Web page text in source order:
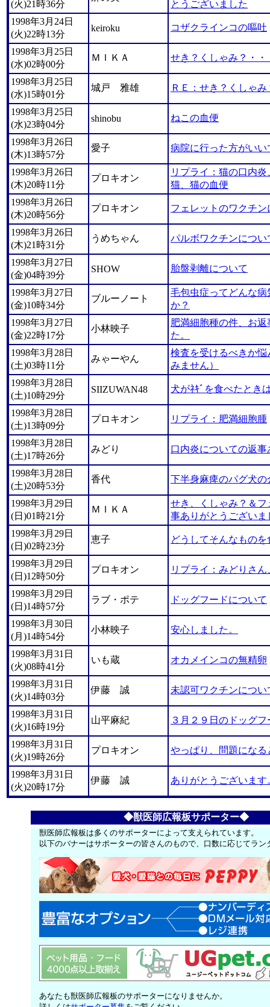
(火)21時36分
とうございました
1998年3月24日
(火)22時13分
keiroku コザクラインコの嘔吐
1998年3月25日
(水)02時00分
ＭＩＫＡ せき？くしゃみ？・・
1998年3月25日
(水)15時01分
城戸 雅雄 ＲＥ：せき？くしゃ
1998年3月25日
(水)23時04分
shinobu ねこの血便
1998年3月26日
(木)13時57分
愛子 病院に行った方がいい
1998年3月26日
(木)20時11分
プロキオン
リプライ：猫の口内
猫、猫の血便
1998年3月26日
(木)20時56分
プロキオン フェレットのワクチ
1998年3月26日
(木)21時31分
うめちゃん パルボワクチンについ
1998年3月27日
(金)04時39分
SHOW 胎盤剥離について
1998年3月27日
(金)10時34分
ブルーノート
毛包虫症ってどんな
か？
1998年3月27日
(金)22時17分
小林映子
肥満細胞種の件、お
た。
1998年3月28日
(土)03時11分
みゃーやん
検査を受けるべきか
みません）
1998年3月28日
(土)10時29分
SIIZUWAN48 犬がﾈｷﾞを食べたとき
1998年3月28日
(土)13時09分
プロキオン リプライ：肥満細胞腫
1998年3月28日
(土)17時26分
みどり 口内炎についての返
1998年3月28日
(土)20時53分
香代 下半身麻痺のパグ犬の
1998年3月29日
(日)01時21分
ＭＩＫＡ
せき、くしゃみ？＆
事ありがとうございま
1998年3月29日
(日)02時23分
恵子 どうしてそんなもの
1998年3月29日
(日)12時50分
プロキオン リプライ：みどりさ
1998年3月29日
(日)14時57分
ラブ・ポテ ドッグフードについて
1998年3月30日
(月)14時54分
小林映子 安心しました。
1998年3月31日
(火)08時41分
いも蔵 オカメインコの無精卵
1998年3月31日
(火)14時03分
伊藤 誠 未認可ワクチンについ
1998年3月31日
(火)16時19分
山平麻紀 ３月２９日のドッグ
1998年3月31日
(火)19時26分
プロキオン やっぱり、問題になる
1998年3月31日
(火)20時17分
伊藤 誠 ありがとうございます
◆獣医師広報板サポーター◆
獣医師広報板は多くのサポーターによって支えられています。
以下のバナーはサポーターの皆さんのもので、口数に応じてラ
あなたも獣医師広報板のサポーターになりませんか。